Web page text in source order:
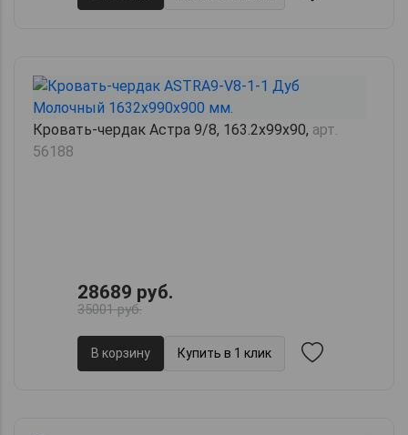
Кровать-чердак Астра 9/8, 163.2х99х90, арт.
56188
28689 руб.
35001 руб.
В корзину Купить в 1 клик